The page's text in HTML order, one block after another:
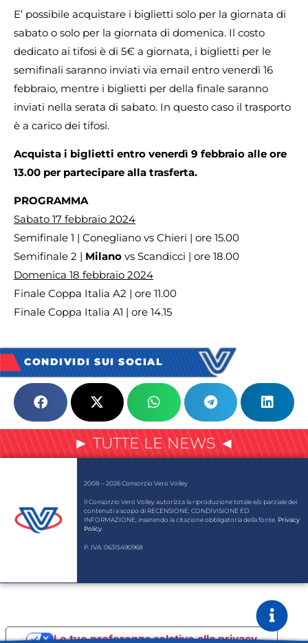
E’ possibile acquistare i biglietti solo per la giornata di
sabato o solo per la giornata di domenica. Il costo
dedicato ai tifosi è di 5€ a giornata, i biglietti per le
semifinali saranno inviati via email entro venerdì 16
febbraio, mentre i biglietti per della finale saranno
inviati nella serata di sabato. In questo caso il trasporto
è a carico dei tifosi.
Acquista i biglietti entro venerdì 9 febbraio alle ore
13.00 per partecipare alla trasferta.
PROGRAMMA
Sabato 17 febbraio 2024
Semifinale 1 | Conegliano vs Chieri | ore 15.00
Semifinale 2 | Milano vs Scandicci | ore 18.00
Domenica 18 febbraio 2024
Finale Coppa Italia A2 | ore 11.00
Finale Coppa Italia A1 | ore 14.15
CONDIVIDI SUI SOCIAL
► TUTTE LE NEWS ◄
2008 – 2026 Consorzio Vero Volley
Il Consorzio Vero Volley autorizza la riproduzione totale e/o parziale dei
contenuti a scopo di RECENSIONE, CONDIVISIONE ED
INFORMAZIONE, inserendo la citazione obbligatoria della fonte. Privacy
Policy
P. IVA: 06315490968
Le tue preferenze relative alla privacy